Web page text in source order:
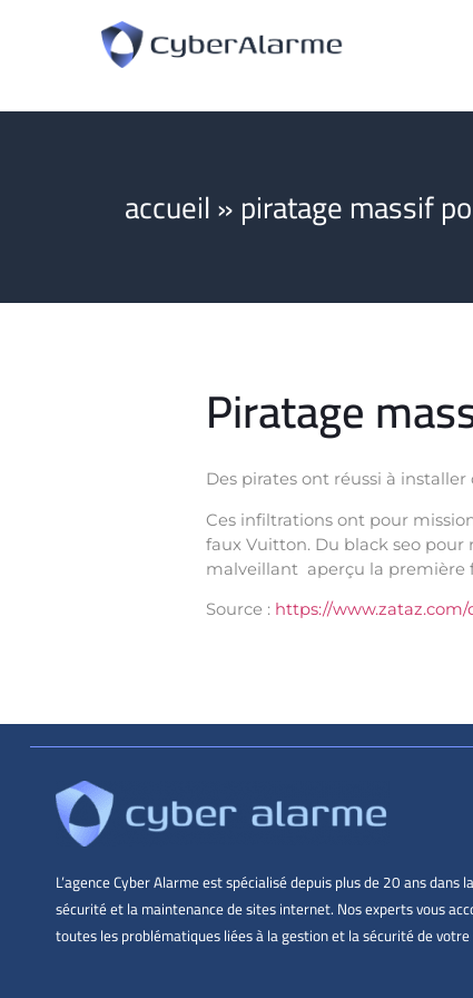
accueil»piratage massif
Piratage
Des pirates ont réussi à
Ces infiltrations ont pour
faux Vuitton. Du black seo pour
malveillant aperçu la première
Source : https://
L’agence Cyber Alarme est spécialisé depuis plus de 20 ans dans
sécurité et la maintenance de sites internet. Nos experts vous
toutes les problématiques liées à la gestion et la sécurité de